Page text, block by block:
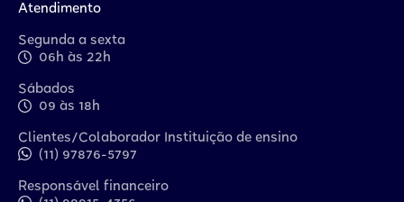
Atendimento
Segunda a sexta
06h às 22h
Sábados
09 às 18h
Clientes/Colaborador Instituição de ensino
(11) 97876-5797
Responsável financeiro